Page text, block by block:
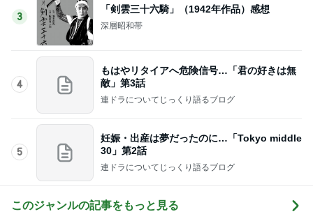
3
「剣雲三十六騎」（1942年作品）感想
深層昭和帯
4
もはやリタイアへ危険信号…「君の好きは無
敵」第3話
連ドラについてじっくり語るブログ
5
妊娠・出産は夢だったのに…「Tokyo middle
30」第2話
連ドラについてじっくり語るブログ
このジャンルの記事をもっと見る